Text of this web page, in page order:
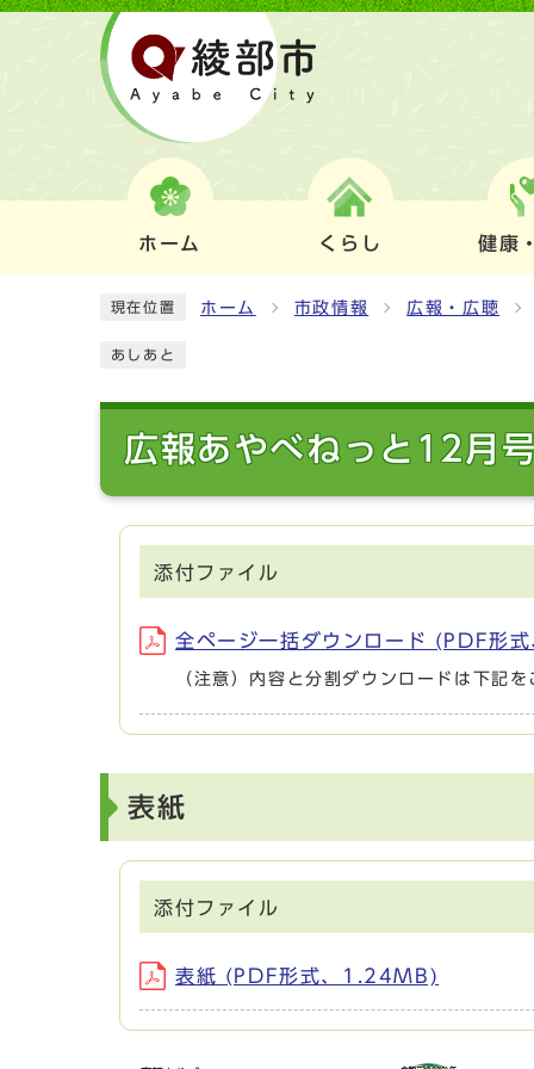
ホーム くらし 健康
現在位置 ホーム 市政情報 広報・広聴
あしあと
広報あやべねっと12月
添付ファイル
全ページ一括ダウンロード (PDF形
（注意）内容と分割ダウンロードは下記
表紙
添付ファイル
表紙 (PDF形式、1.24MB)